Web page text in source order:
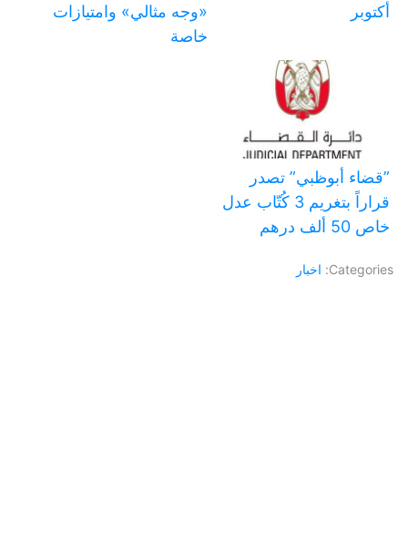
أكتوبر
«وجه مثالي» وامتيازات
خاصة
‏”قضاء أبوظبي” تصدر
قراراً بتغريم 3 كُتّاب عدل
خاص 50 ألف درهم
Categories: اخبار